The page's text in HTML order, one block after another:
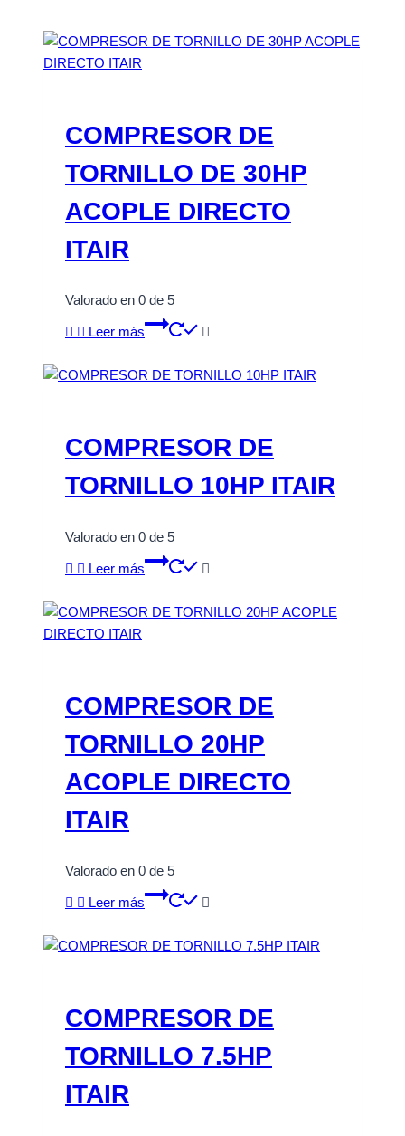
COMPRESOR DE
TORNILLO DE 30HP
ACOPLE DIRECTO
ITAIR
Valorado en 0 de 5
Leer más
COMPRESOR DE
TORNILLO 10HP ITAIR
Valorado en 0 de 5
Leer más
COMPRESOR DE
TORNILLO 20HP
ACOPLE DIRECTO
ITAIR
Valorado en 0 de 5
Leer más
COMPRESOR DE
TORNILLO 7.5HP
ITAIR